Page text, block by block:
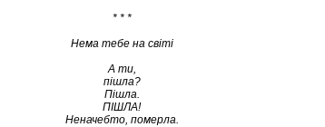
* * *
Нема тебе на світі
А ти,
пішла?
Пішла.
ПІШЛА!
Неначебто, померла.